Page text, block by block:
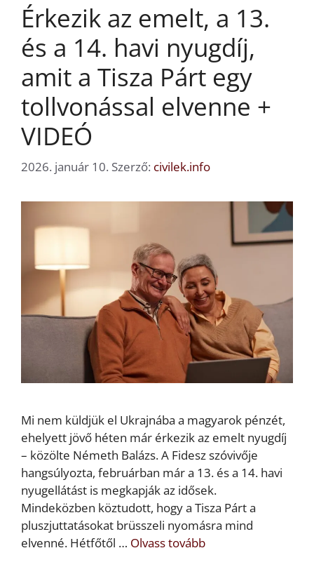
Érkezik az emelt, a 13.
és a 14. havi nyugdíj,
amit a Tisza Párt egy
tollvonással elvenne +
VIDEÓ
2026. január 10. Szerző: civilek.info
Mi nem küldjük el Ukrajnába a magyarok pénzét,
ehelyett jövő héten már érkezik az emelt nyugdíj
– közölte Németh Balázs. A Fidesz szóvivője
hangsúlyozta, februárban már a 13. és a 14. havi
nyugellátást is megkapják az idősek.
Mindeközben köztudott, hogy a Tisza Párt a
pluszjuttatásokat brüsszeli nyomásra mind
elvenné. Hétfőtől … Olvass tovább